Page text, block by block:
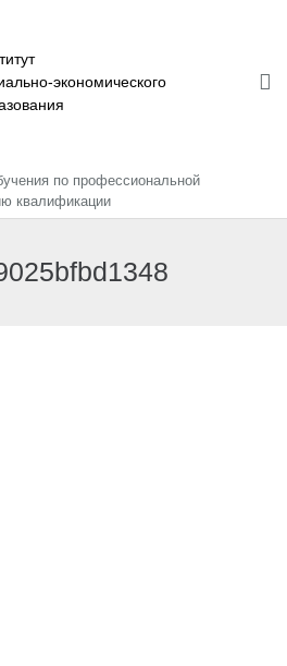
экономического
по профессиональной
квалификации